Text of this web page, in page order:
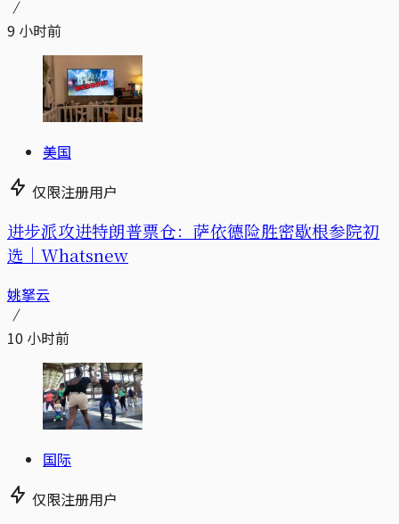
9 小时前
美国
仅限注册用户
进步派攻进特朗普票仓：萨依德险胜密歇根参院初
选｜Whatsnew
姚拏云
10 小时前
国际
仅限注册用户